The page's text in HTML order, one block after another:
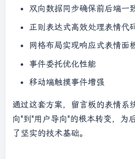
双向数据同步确保前后端一
正则表达式高效处理表情代
网格布局实现响应式表情面
事件委托优化性能
移动端触摸事件增强
通过这套方案，留言板的表情系
向"到"用户导向"的根本转变，为
了坚实的技术基础。